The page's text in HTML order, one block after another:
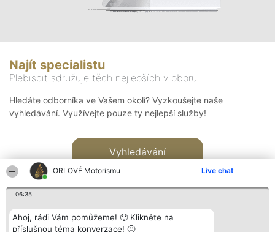
ORLOVÉ Motorismu Live chat
06:35
Ahoj, rádi Vám pomůžeme! 🙂 Klikněte na
příslušnou téma konverzace! 🙂
Najít specialistu
Plebiscit sdružuje těch nejlepších v oboru
Hledáte odborníka ve Vašem okolí? Vyzkoušejte naše
vyhledávání. Využívejte pouze ty nejlepší služby!
Vyhledávání